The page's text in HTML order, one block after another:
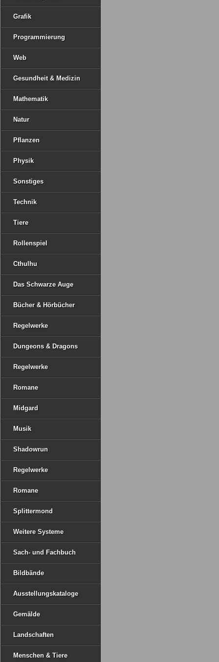
Grafik
Programmierung
Web
Gesundheit & Medizin
Mathematik
Natur
Pflanzen
Physik
Sonstiges
Technik
Tiere
Rollenspiel
Cthulhu
Das Schwarze Auge
Bücher & Hörbücher
Regelwerke
Dungeons & Dragons
Regelwerke
Romane
Midgard
Musik
Shadowrun
Regelwerke
Romane
Splittermond
Weitere Systeme
Sach- und Fachbuch
Bildbände
Ausstellungskataloge
Gemälde
Landschaften
Menschen & Tiere